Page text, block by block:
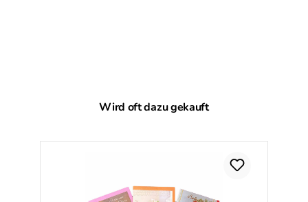
Produktgalerie überspringen
Wird oft dazu gekauft